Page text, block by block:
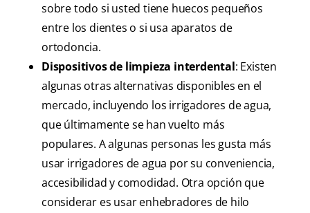
sobre todo si usted tiene huecos pequeños
entre los dientes o si usa aparatos de
ortodoncia.
Dispositivos de limpieza interdental: Existen
algunas otras alternativas disponibles en el
mercado, incluyendo los irrigadores de agua,
que últimamente se han vuelto más
populares. A algunas personas les gusta más
usar irrigadores de agua por su conveniencia,
accesibilidad y comodidad. Otra opción que
considerar es usar enhebradores de hilo